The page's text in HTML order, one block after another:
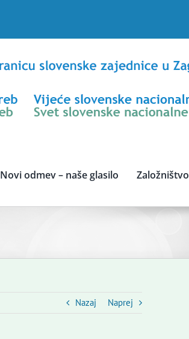
Novi odmev – naše glasilo Založništvo
Nazaj Naprej